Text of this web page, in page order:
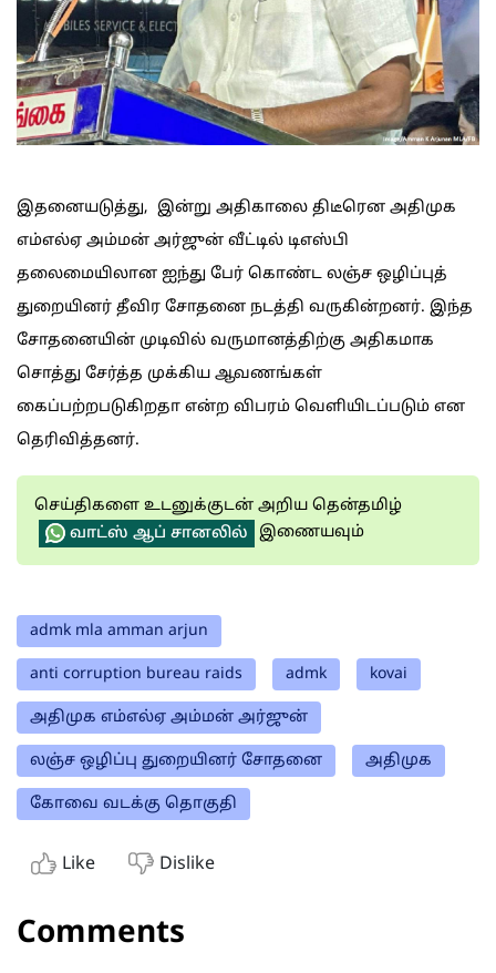
இதனையடுத்து, இன்று அதிகாலை திடீரென அதிமுக
எம்எல்ஏ அம்மன் அர்ஜுன் வீட்டில் டிஎஸ்பி
தலைமையிலான ஐந்து பேர் கொண்ட லஞ்ச ஒழிப்புத்
துறையினர் தீவிர சோதனை நடத்தி வருகின்றனர். இந்த
சோதனையின் முடிவில் வருமானத்திற்கு அதிகமாக
சொத்து சேர்த்த முக்கிய ஆவணங்கள்
கைப்பற்றபடுகிறதா என்ற விபரம் வெளியிடப்படும் என
தெரிவித்தனர்.
செய்திகளை உடனுக்குடன் அறிய தென்தமிழ்
வாட்ஸ் ஆப் சானலில்
இணையவும்
admk mla amman arjun
anti corruption bureau raids admk kovai
அதிமுக எம்எல்ஏ அம்மன் அர்ஜுன்
லஞ்ச ஒழிப்பு துறையினர் சோதனை அதிமுக
கோவை வடக்கு தொகுதி
Like Dislike
Comments